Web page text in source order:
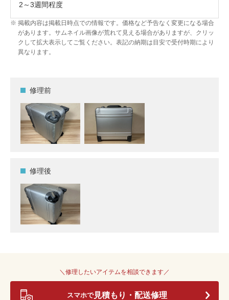
2～3週間程度
掲載内容は掲載日時点での情報です。価格など予告なく変更になる場合
があります。サムネイル画像が荒れて見える場合がありますが、クリッ
クして拡大表示してご覧ください。表記の納期は目安で受付時期により
異なります。
修理前
修理後
＼修理したいアイテムを相談できます／
スマホで見積もり・配送修理